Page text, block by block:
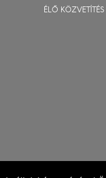
ÉLŐ KÖZVETÍTÉS